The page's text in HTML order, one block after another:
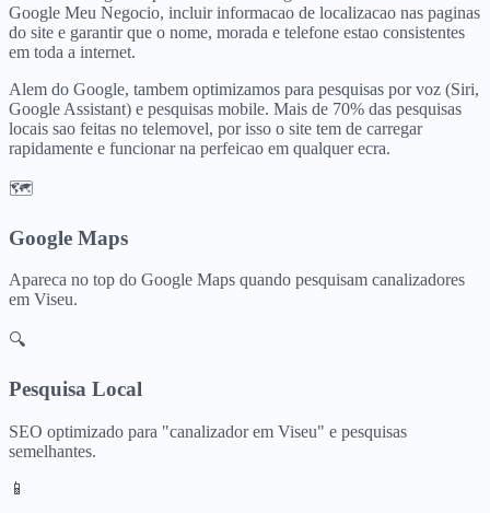
Google Meu Negocio, incluir informacao de localizacao nas paginas
do site e garantir que o nome, morada e telefone estao consistentes
em toda a internet.
Alem do Google, tambem optimizamos para pesquisas por voz (Siri,
Google Assistant) e pesquisas mobile. Mais de 70% das pesquisas
locais sao feitas no telemovel, por isso o site tem de carregar
rapidamente e funcionar na perfeicao em qualquer ecra.
🗺️
Google Maps
Apareca no top do Google Maps quando pesquisam canalizadores
em Viseu.
🔍
Pesquisa Local
SEO optimizado para "canalizador em Viseu" e pesquisas
semelhantes.
📱